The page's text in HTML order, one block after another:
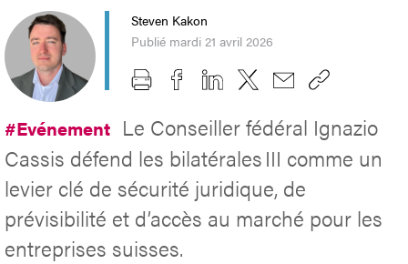
Steven Kakon
Publié mardi 21 avril 2026
#Evénement Le Conseiller fédéral Ignazio
Cassis défend les bilatérales III comme un
levier clé de sécurité juridique, de
prévisibilité et d’accès au marché pour les
entreprises suisses.